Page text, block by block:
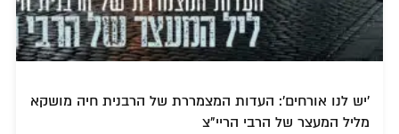
'יש לנו אורחים': העדות המצמררת של הרבנית חיה מושקא
מליל המעצר של הרבי הריי"צ